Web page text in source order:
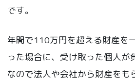
です。
年間で110万円を超える財産を
った場合に、受け取った個人が
なので法人や会社から財産をも